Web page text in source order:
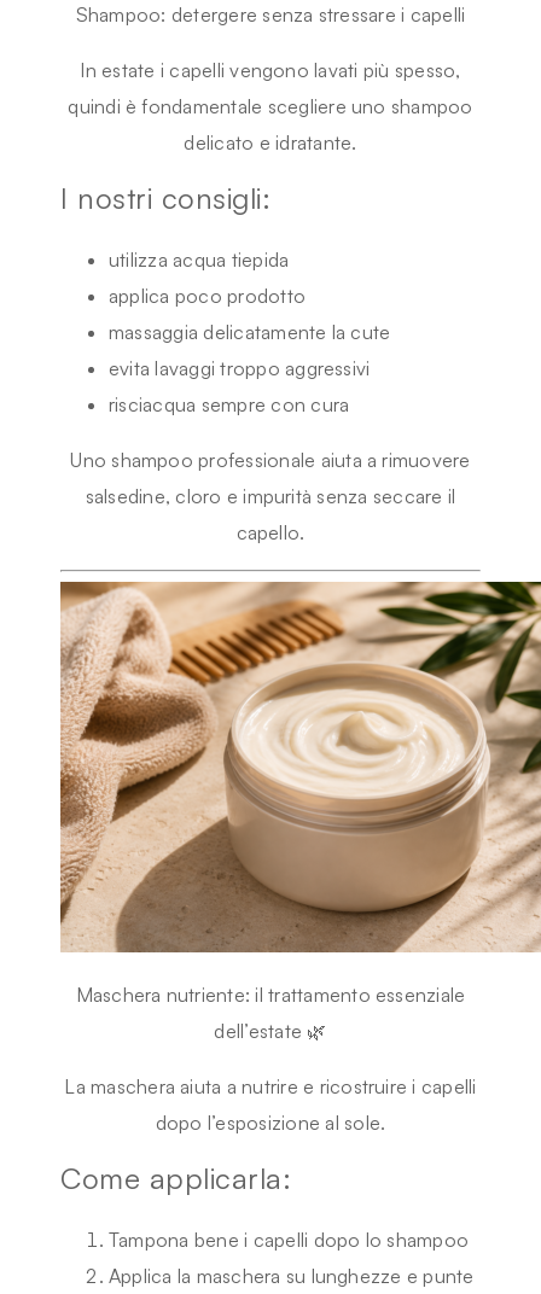
Shampoo: detergere senza stressare i capelli
In estate i capelli vengono lavati più spesso,
quindi è fondamentale scegliere uno shampoo
delicato e idratante.
I nostri consigli:
utilizza acqua tiepida
applica poco prodotto
massaggia delicatamente la cute
evita lavaggi troppo aggressivi
risciacqua sempre con cura
Uno shampoo professionale aiuta a rimuovere
salsedine, cloro e impurità senza seccare il
capello.
Maschera nutriente: il trattamento essenziale
dell’estate 🌿
La maschera aiuta a nutrire e ricostruire i capelli
dopo l’esposizione al sole.
Come applicarla:
Tampona bene i capelli dopo lo shampoo
Applica la maschera su lunghezze e punte